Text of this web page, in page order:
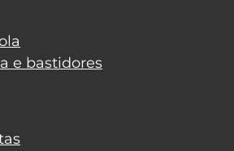
e bastidores